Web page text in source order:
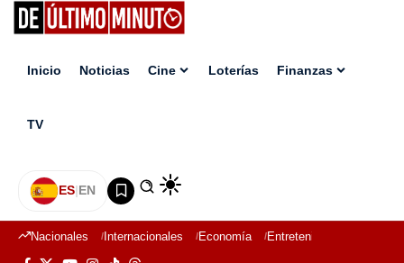
Inicio Noticias Cine Loterías Finanzas
TV
ES|EN
Nacionales Internacionales Economía Entretenimiento